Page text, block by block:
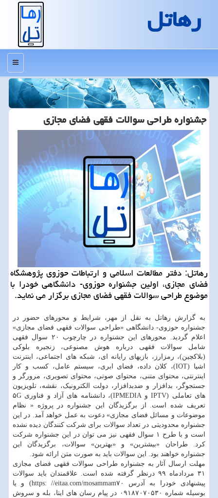
رهاتل
منو
جشنواره طراحی سوالات فقهی فضای مجازی
رهاتل: دفتر مطالعات اسلامی و ارتباطات حوزوی پژوهشگاه
فضای مجازی، اولین جشنواره حوزوی- دانشگاهی خودرا با
موضوع طراحی سوالات فقهی فضای مجازی برگزار می نماید.
به گزارش رهاتل به نقل از مهر، شرایط و محورهای حضور در
جشنواره حوزوی- دانشگاهی «طراحی سوالات فقهی فضای مجازی»
اعلام گردید. محورهای این جشنواره در چارچوب ۲۰ سوال فقهی
شامل سوالات فقهی درباره هوش مصنوعی، زنجیره بلوکی
(بلاکچین)، رمزارز، بازی­های رایانه­ ای، شبکه­ های اجتماعی، اینترنت
اشیا (IOT)، کلان داده، فضای ابری، سیستم عامل، کسب و کار
اینترنتی، محتوای متنی، محتوای صوتی، محتوای تصویری، مرورگر و
جستجوگر، بدافزار و ضدبدافزار، دولت الکترونیک، نقشه، تلویزیون
های تعاملی (IPTV و IPMEDIA)، دانشنامه­ های آزاد و فناوری ۵G
تعریف شده است. از برگزیدگان این جشنواره در پروژه « نظام
موضوعات و مسائل فضای مجازی» دعوت به عمل خواهد آمد. در این
جشنواره محدودیتی در تعداد سوالات برای شرکت کنندگان دیده نشده
است و با طرح ۱ سوال فقهی نیز می­ توان در این جشنواره شرکت
کرد. طراحان «بیشترین» و «بهترین» سوالات، برگزیدگان این
جشنواره خواهند بود. این سوالات باید به صورت متن ارائه شود.
مهلت ارسال آثار به جشنواره طراحی سوالات فقهی فضای مجازی
۳۱ مردادماه ۹۹ درنظر گرفته شده است. علاقمندان باید سوالات
پیشنهادی خودرا به آدرس https: //eitaa.com/mosammam۷۰) و یا
بوسیله شماره ۰۹۱۸۷۰۷۰۵۳۰ در پیام رسان های ایتا، بله و سروش